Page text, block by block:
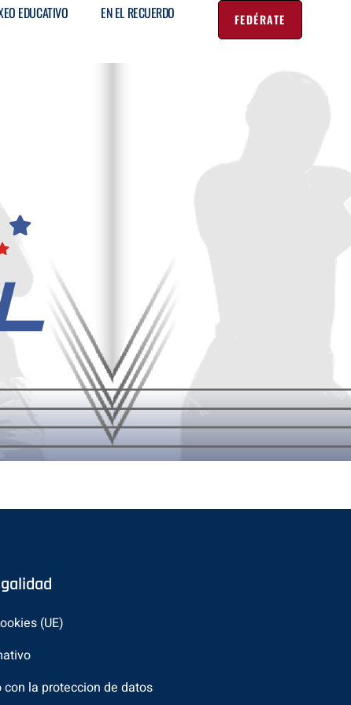
EDUCATIVO
EN EL RECUERDO
FEDÉRATE
(UE)
con la proteccion de datos